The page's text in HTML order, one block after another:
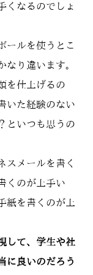
くなるのでしょ
ールを使うとこ
なり違います。
を仕上げるの
いた経験のない
といつも思うの
スメールを書く
くのが上手い
紙を書くのが上
して、学生や社
に良いのだろう